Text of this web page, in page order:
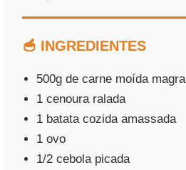
🥣 INGREDIENTES
500g de carne moída magra
1 cenoura ralada
1 batata cozida amassada
1 ovo
1/2 cebola picada